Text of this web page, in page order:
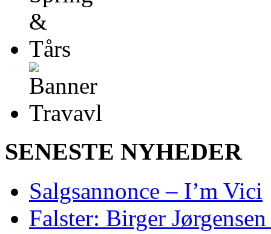
SENESTE NYHEDER
Salgsannonce – I’m Vici
Falster: Birger